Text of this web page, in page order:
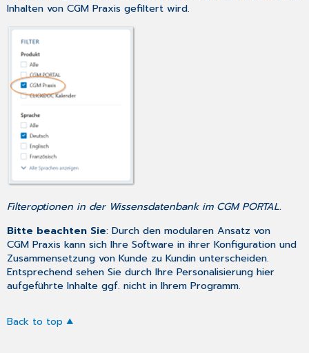
Inhalten von CGM Praxis gefiltert wird.
Filteroptionen in der Wissensdatenbank im CGM PORTAL.
Bitte beachten Sie: Durch den modularen Ansatz von
CGM Praxis kann sich Ihre Software in ihrer Konfiguration und
Zusammensetzung von Kunde zu Kundin unterscheiden.
Entsprechend sehen Sie durch Ihre Personalisierung hier
aufgeführte Inhalte ggf. nicht in Ihrem Programm.
Back to top